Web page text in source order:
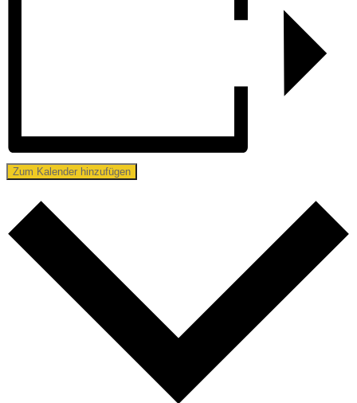
Zum Kalender hinzufügen